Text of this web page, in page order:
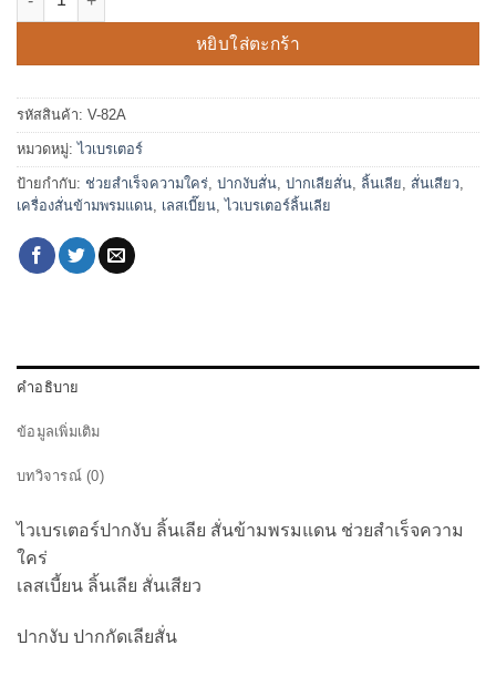
หยิบใส่ตะกร้า
รหัสสินค้า: V-82A
หมวดหมู่:ไวเบรเตอร์
ป้ายกำกับ: ช่วยสำเร็จความใคร่, ปากงับสั่น, ปากเลียสั่น, ลิ้นเลีย, สั่นเสียว,
เครื่องสั่นข้ามพรมแดน, เลสเบี๊ยน,ไวเบรเตอร์ลิ้นเลีย
คำอธิบาย
ข้อมูลเพิ่มเติม
บทวิจารณ์ (0)
ไวเบรเตอร์ปากงับ ลิ้นเลีย สั่นข้ามพรมแดน ช่วยสำเร็จความ
ใคร่
เลสเบี้ยน ลิ้นเลีย สั่นเสียว
ปากงับ ปากกัดเลียสั่น